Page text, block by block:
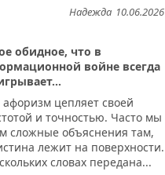
10.06.2026
Надежда
обидное, что в
войне всегда
афоризм цепляет своей
и точностью. Часто мы
сложные объяснения там,
лежит на поверхности.
словах передана...